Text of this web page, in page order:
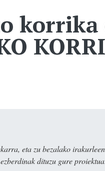
eta zu bezalako
dituzu gure